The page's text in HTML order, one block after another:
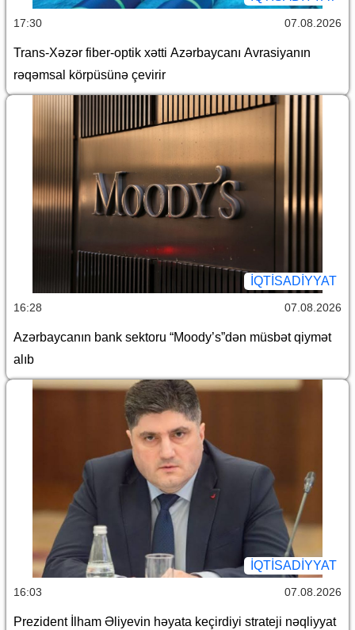
17:30 07.08.2026
Trans-Xəzər fiber-optik xətti Azərbaycanı Avrasiyanın
rəqəmsal körpüsünə çevirir
İQTİSADİYYAT
16:28 07.08.2026
Azərbaycanın bank sektoru “Moody’s”dən müsbət qiymət
alıb
İQTİSADİYYAT
16:03 07.08.2026
Prezident İlham Əliyevin həyata keçirdiyi strateji nəqliyyat